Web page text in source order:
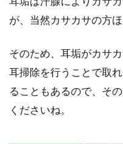
が、当然カサカサの方
そのため、耳垢がカサ
耳掃除を行うことで取
ることもあるので、そ
くださいね。